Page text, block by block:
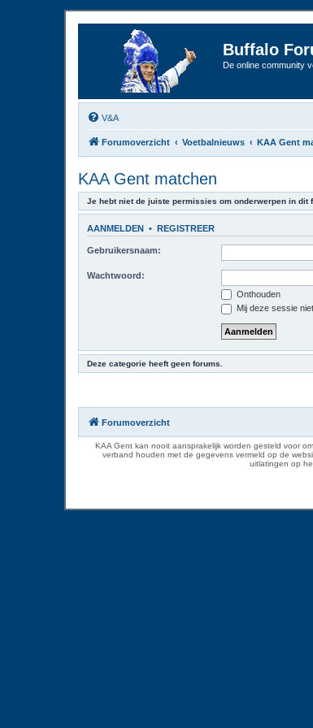
Buffalo
De online community
V&A
Forumoverzicht Voetbalnieuws KAA Gent
KAA Gent matchen
Je hebt niet de juiste permissies om onderwerpen in dit
AANMELDEN • REGISTREER
Gebruikersnaam:
Wachtwoord:
Onthouden
Mij deze sessie
Deze categorie heeft geen forums.
Forumoverzicht
KAA Gent kan nooit aansprakelijk worden gesteld voor
verband houden met de gegevens vermeld op de
uitlatingen op